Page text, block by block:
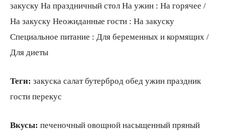
закуску На праздничный стол На ужин : На горячее /
На закуску Неожиданные гости : На закуску
Специальное питание : Для беременных и кормящих /
Для диеты
Теги: закуска салат бутерброд обед ужин праздник
гости перекус
Вкусы: печеночный овощной насыщенный пряный